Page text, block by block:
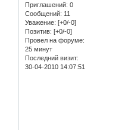
Приглашений: 0
Сообщений: 11
Уважение: [+0/-0]
Позитив: [+0/-0]
Провел на форуме:
25 минут
Последний визит:
30-04-2010 14:07:51